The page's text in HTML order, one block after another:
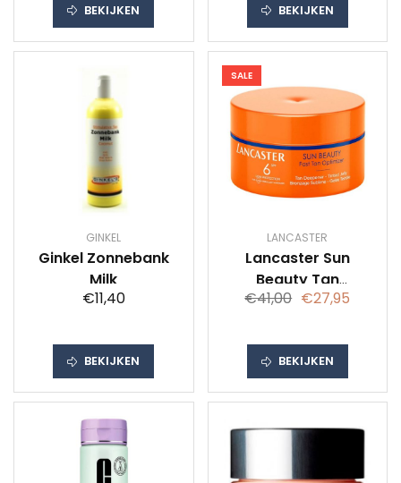
BEKIJKEN BEKIJKEN
GINKEL
Ginkel Zonnebank
Milk
€11,40
BEKIJKEN
SALE
LANCASTER
Lancaster Sun
Beauty Tan
Deepener - Tinted
€41,00 €27,95
BEKIJKEN